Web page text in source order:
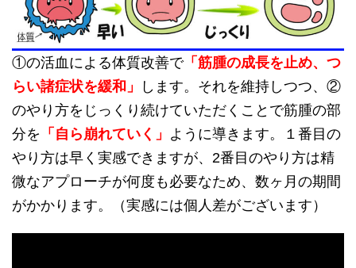
①の活血による体質改善で「筋腫の成長を止め、つ
らい諸症状を緩和」
します。それを維持しつつ、②
のやり方をじっくり続けていただくことで筋腫の部
分を 「自ら崩れていく」 ように導きます。１番目の
やり方は早く実感できますが、2番目のやり方は精
微なアプローチが何度も必要なため、数ヶ月の期間
がかかります。（実感には個人差がございます）